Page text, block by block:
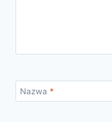
Nazwa *